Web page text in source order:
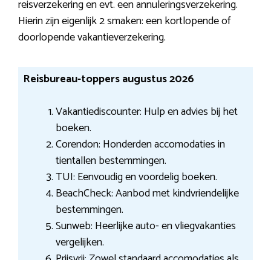
reisverzekering en evt. een annuleringsverzekering.
Hierin zijn eigenlijk 2 smaken: een kortlopende of
doorlopende vakantieverzekering.
Reisbureau-toppers augustus 2026
Vakantiediscounter: Hulp en advies bij het
boeken.
Corendon: Honderden accomodaties in
tientallen bestemmingen.
TUI: Eenvoudig en voordelig boeken.
BeachCheck: Aanbod met kindvriendelijke
bestemmingen.
Sunweb: Heerlijke auto- en vliegvakanties
vergelijken.